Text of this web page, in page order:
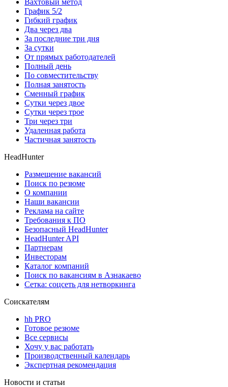
Вахтовый метод
График 5/2
Гибкий график
Два через два
За последние три дня
За сутки
От прямых работодателей
Полный день
По совместительству
Полная занятость
Сменный график
Сутки через двое
Сутки через трое
Три через три
Удаленная работа
Частичная занятость
HeadHunter
Размещение вакансий
Поиск по резюме
О компании
Наши вакансии
Реклама на сайте
Требования к ПО
Безопасный HeadHunter
HeadHunter API
Партнерам
Инвесторам
Каталог компаний
Поиск по вакансиям в Азнакаево
Сетка: соцсеть для нетворкинга
Соискателям
hh PRO
Готовое резюме
Все сервисы
Хочу у вас работать
Производственный календарь
Экспертная рекомендация
Новости и статьи